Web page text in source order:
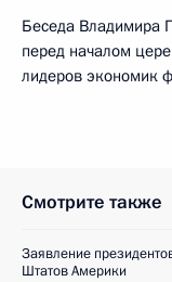
Беседа Владимира
перед началом
лидеров экономик
Смотрите также
Заявление
Штатов Америки